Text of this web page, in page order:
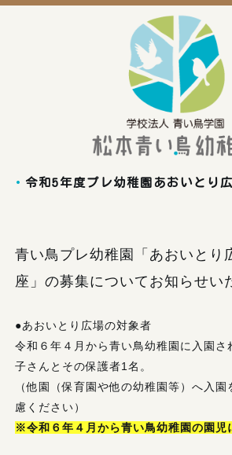
令和5年度プレ幼稚園あおいとり
青い鳥プレ幼稚園「あおいとり
座」の募集についてお知らせい
●あおいとり広場の対象者
令和６年４月から青い鳥幼稚園に入園さ
子さんとその保護者1名。
（他園（保育園や他の幼稚園等）へ入
慮ください）
※令和６年４月から青い鳥幼稚園の園児